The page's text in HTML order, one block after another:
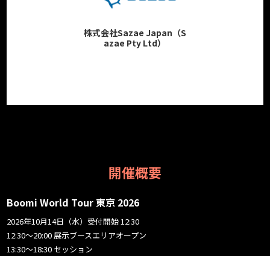
株式会社Sazae Japan（S
azae Pty Ltd）
開催概要
Boomi World Tour 東京 2026
2026年10月14日（水）受付開始 12:30
12:30〜20:00 展示ブースエリアオープン
13:30〜18:30 セッション